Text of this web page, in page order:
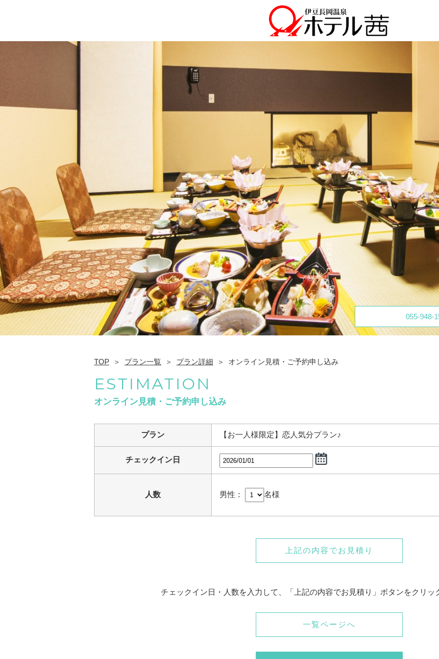
055-948-
TOP プラン一覧 プラン詳細 オンライン見積・ご予約申し込み
ESTIMATION
オンライン見積・ご予約申し込み
プラン 【お一人様限定】恋人気分プラン♪
チェックイン日
人数 男性： 名様
上記の内容でお見積り
チェックイン日・人数を入力して、「上記の内容でお見積り」ボタンをクリッ
一覧ページへ